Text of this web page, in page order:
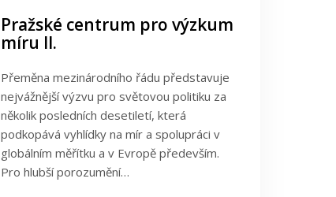
Pražské centrum pro výzkum
míru II.
Přeměna mezinárodního řádu představuje
nejvážnější výzvu pro světovou politiku za
několik posledních desetiletí, která
podkopává vyhlídky na mír a spolupráci v
globálním měřítku a v Evropě především.
Pro hlubší porozumění…